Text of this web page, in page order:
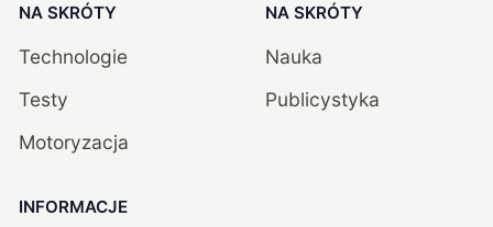
NA SKRÓTY
Technologie
Testy
Motoryzacja
NA SKRÓTY
Nauka
Publicystyka
INFORMACJE